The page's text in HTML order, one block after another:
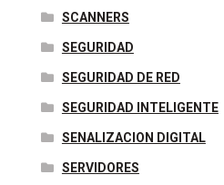
SCANNERS
SEGURIDAD
SEGURIDAD DE RED
SEGURIDAD INTELIGENTE
SENALIZACION DIGITAL
SERVIDORES